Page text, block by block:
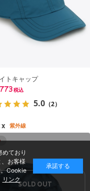
トキャップ
税込
5.0 （2）
紫外線
SOLD OUT
ており
、お客様
Cookie
リンク
承諾する